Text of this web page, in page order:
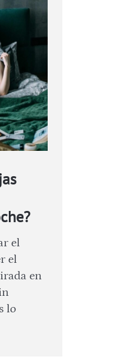
el
el
en
lo